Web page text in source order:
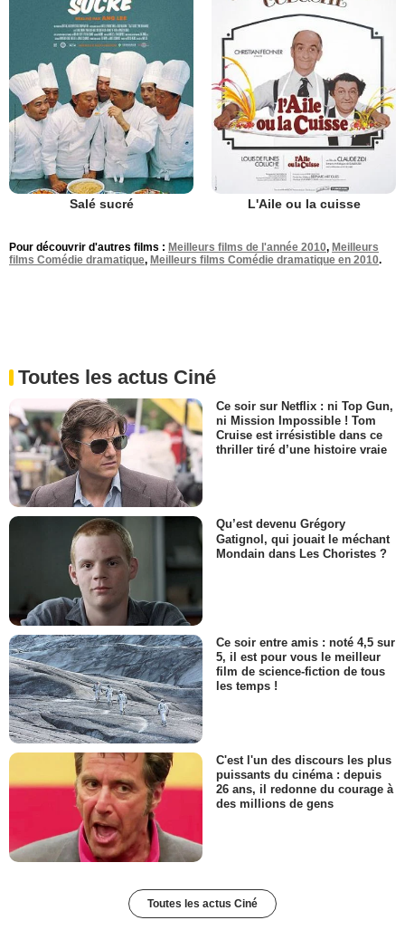
Salé sucré L'Aile ou la cuisse
Pour découvrir d'autres films : Meilleurs films de l'année 2010, Meilleurs
films Comédie dramatique, Meilleurs films Comédie dramatique en 2010.
Toutes les actus Ciné
Ce soir sur Netflix : ni Top Gun,
ni Mission Impossible ! Tom
Cruise est irrésistible dans ce
thriller tiré d’une histoire vraie
Qu’est devenu Grégory
Gatignol, qui jouait le méchant
Mondain dans Les Choristes ?
Ce soir entre amis : noté 4,5 sur
5, il est pour vous le meilleur
film de science-fiction de tous
les temps !
C'est l'un des discours les plus
puissants du cinéma : depuis
26 ans, il redonne du courage à
des millions de gens
Toutes les actus Ciné